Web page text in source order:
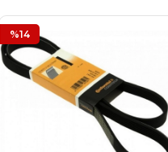
%14